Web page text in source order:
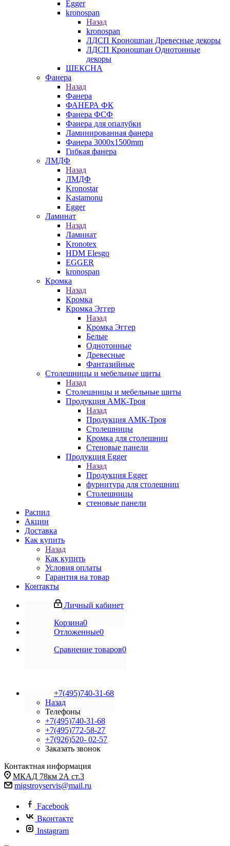
Egger
kronospan
Назад
kronospan
ЛДСП Кроношпан Древесные декоры
ЛДСП Кроношпан Однотонные
декоры
ШЕКСНА
Фанера
Назад
Фанера
ФАНЕРА ФК
Фанера ФСФ
Фанера для опалубки
Ламинированная фанера
Фанера 3000х1500mm
Гибкая фанера
ЛМДФ
Назад
ЛМДФ
Kronostar
Kastamonu
Egger
Ламинат
Назад
Ламинат
Kronotex
HDM Elesgo
EGGER
kronospan
Кромка
Назад
Кромка
Кромка Эггер
Назад
Кромка Эггер
Белые
Однотонные
Древесные
Фантазийные
Столешницы и мебельные щиты
Назад
Столешницы и мебельные щиты
Продукция АМК-Троя
Назад
Продукция АМК-Троя
Столешницы
Кромка для столешниц
Стеновые панели
Продукция Egger
Назад
Продукция Egger
фурнитура для столешниц
Столешницы
стеновые панели
Распил
Акции
Доставка
Как купить
Назад
Как купить
Условия оплаты
Гарантия на товар
Контакты
Личный кабинет
Корзина0
Отложенные0
Сравнение товаров0
+7(495)740-31-68
Назад
Телефоны
+7(495)740-31-68
+7(495)772-58-27
+7(926)520- 02-57
Заказать звонок
Контактная информация
МКАД 78км 2А ст.3
migstroyservis@mail.ru
Facebook
Вконтакте
Instagram